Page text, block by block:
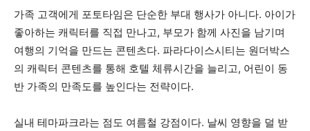
가족 고객에게 포토타임은 단순한 부대 행사가 아니다. 아이가
좋아하는 캐릭터를 직접 만나고, 부모가 함께 사진을 남기며
여행의 기억을 만드는 콘텐츠다. 파라다이스시티는 원더박스
의 캐릭터 콘텐츠를 통해 호텔 체류시간을 늘리고, 어린이 동
반 가족의 만족도를 높인다는 전략이다.
실내 테마파크라는 점도 여름철 강점이다. 날씨 영향을 덜 받